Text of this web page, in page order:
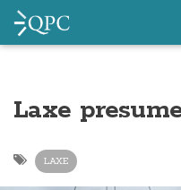
Laxe
LAXE